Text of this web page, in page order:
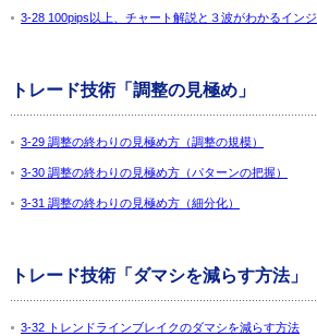
3-28 100pips以上、チャート解説と３波がわかるインジ
トレード技術「調整の見極め」
3-29 調整の終わりの見極め方（調整の規模）
3-30 調整の終わりの見極め方（パターンの把握）
3-31 調整の終わりの見極め方（細分化）
トレード技術「ダマシを減らす方法」
3-32 トレンドラインブレイクのダマシを減らす方法